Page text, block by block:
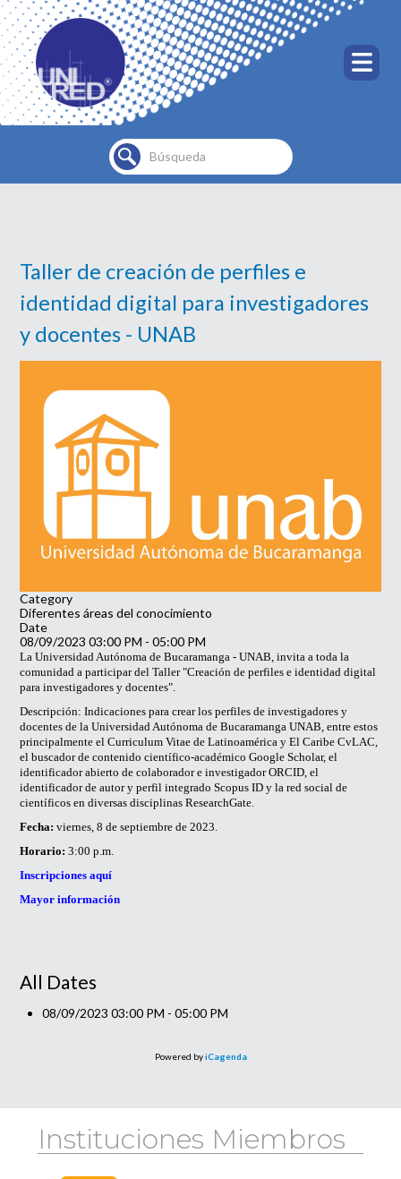
Buscar...
Taller de creación de perfiles e
identidad digital para investigadores
y docentes - UNAB
Category
Diferentes áreas del conocimiento
Date
08/09/2023 03:00 PM -05:00 PM
La Universidad Autónoma de Bucaramanga - UNAB, invita a toda la
comunidad a participar del Taller "Creación de perfiles e identidad digital
para investigadores y docentes".
Descripción: Indicaciones para crear los perfiles de investigadores y
docentes de la Universidad Autónoma de Bucaramanga UNAB, entre estos
principalmente el Curriculum Vitae de Latinoamérica y El Caribe CvLAC,
el buscador de contenido científico-académico Google Scholar, el
identificador abierto de colaborador e investigador ORCID, el
identificador de autor y perfil integrado Scopus ID y la red social de
científicos en diversas disciplinas ResearchGate.
Fecha: viernes, 8 de septiembre de 2023.
Horario: 3:00 p.m.
Inscripciones aquí
Mayor información
All Dates
08/09/2023 03:00 PM - 05:00 PM
Powered byiCagenda
Instituciones Miembros